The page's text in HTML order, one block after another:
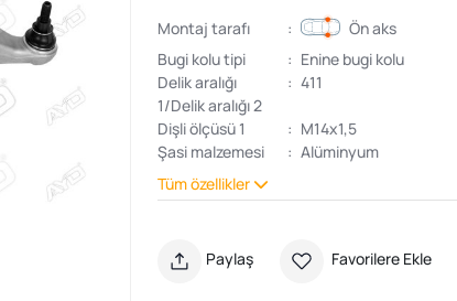
Montaj tarafı :
Ön aks
Bugi kolu tipi
: Enine bugi kolu
Delik aralığı
1/Delik aralığı 2
: 411
Dişli ölçüsü 1 : M14x1,5
Şasi malzemesi
: Alüminyum
Tüm özellikler
Paylaş Favorilere Ekle